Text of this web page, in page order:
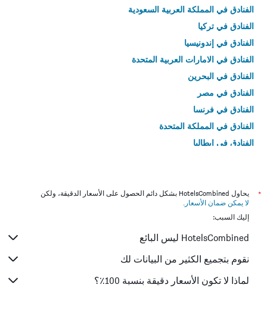
الفنادق في المملكة العربية السعودية
الفنادق في تركيا
الفنادق في إندونيسيا
الفنادق في الامارات العربية المتحدة
الفنادق في البحرين
الفنادق في مصر
الفنادق في فرنسا
الفنادق في المملكة المتحدة
الفنادق في إيطاليا
*
يحاول HotelsCombined بشكل دائم الحصول على الأسعار الدقيقة، ولكن
لا يمكن ضمان الأسعار .
إليك السبب:
HotelsCombined ليس البائع
نقوم بتجميع الكثير من البيانات لك
لماذا لا تكون الأسعار دقيقة بنسبة 100٪؟